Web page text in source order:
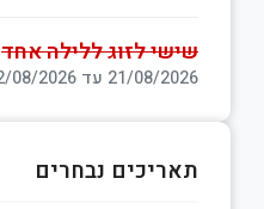
שישי לזוג ללילה אחד
21/08/2026 עד 22/08/2026
תאריכים נבחרים